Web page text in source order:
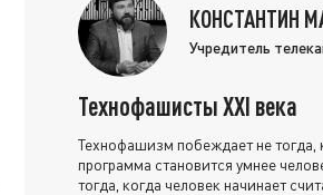
КОНСТАНТИН
Учредитель
Технофашисты XXI века
Технофашизм побеждает не тогда,
программа становится умнее
тогда, когда человек начинает